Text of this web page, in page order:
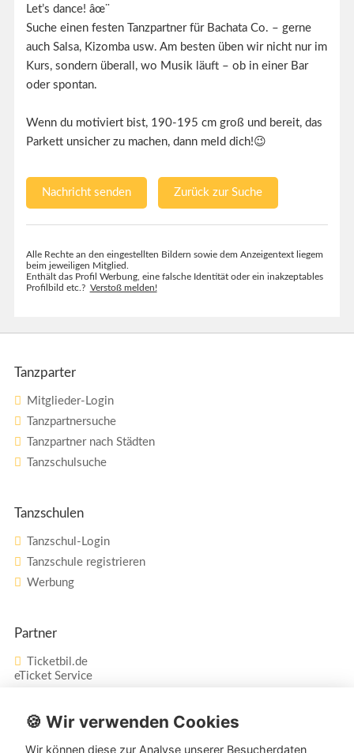
Let’s dance! âœ¨
Suche einen festen Tanzpartner für Bachata Co. – gerne
auch Salsa, Kizomba usw. Am besten üben wir nicht nur im
Kurs, sondern überall, wo Musik läuft – ob in einer Bar
oder spontan.
Wenn du motiviert bist, 190-195 cm groß und bereit, das
Parkett unsicher zu machen, dann meld dich!😉
Nachricht senden Zurück zur Suche
Alle Rechte an den eingestellten Bildern sowie dem Anzeigentext liegem
beim jeweiligen Mitglied.
Enthält das Profil Werbung, eine falsche Identität oder ein inakzeptables
Profilbild etc.? Verstoß melden!
Tanzparter
Mitglieder-Login
Tanzpartnersuche
Tanzpartner nach Städten
Tanzschulsuche
Tanzschulen
Tanzschul-Login
Tanzschule registrieren
Werbung
Partner
Ticketbil.de
eTicket Service
Vertrag widerrufen
🍪 Wir verwenden Cookies
Wir können diese zur Analyse unserer Besucherdaten